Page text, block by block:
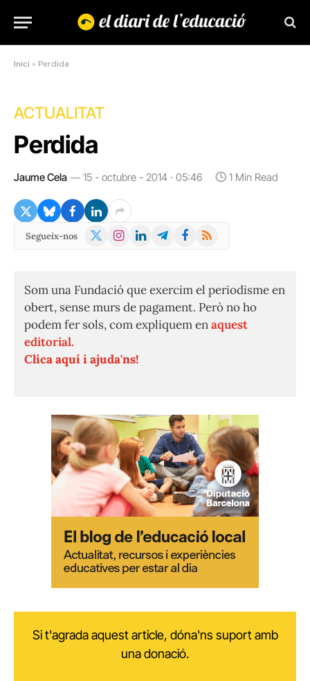
Inici » Perdida
ACTUALITAT
Perdida
Jaume Cela 15 - octubre - 2014 · 05:46 1 Min Read
Segueix-nos
X
Instagram
LinkedInTelegramFacebook
RSS
Som una Fundació que exercim el periodisme en
obert, sense murs de pagament. Però no ho
podem fer sols, com expliquem enaquest
editorial.
Clica aquí i ajuda'ns!
Si t'agrada aquest article, dóna'ns suport amb
una donació.